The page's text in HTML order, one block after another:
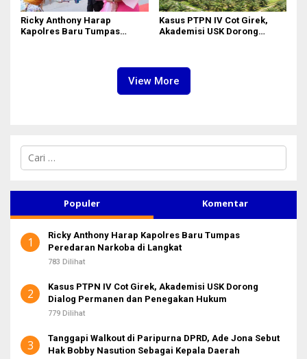
Ricky Anthony Harap
Kapolres Baru Tumpas
Kasus PTPN IV Cot Girek,
Akademisi USK Dorong
View More
C
i
n
u
k
Populer Komentar
1
Ricky Anthony Harap Kapolres Baru Tumpas
Peredaran Narkoba di Langkat
783 Dilihat
2
Kasus PTPN IV Cot Girek, Akademisi USK Dorong
Dialog Permanen dan Penegakan Hukum
779 Dilihat
3
Tanggapi Walkout di Paripurna DPRD, Ade Jona Sebut
Hak Bobby Nasution Sebagai Kepala Daerah